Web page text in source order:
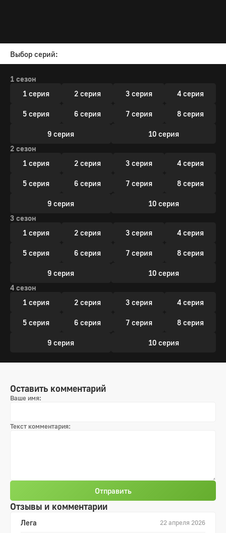
Выбор серий:
1 сезон
1 серия
2 серия 3 серия 4 серия
5 серия 6 серия 7 серия 8 серия
9 серия
10 серия
2 сезон
1 серия
2 серия 3 серия 4 серия
5 серия 6 серия 7 серия 8 серия
9 серия
10 серия
3 сезон
1 серия
2 серия 3 серия 4 серия
5 серия 6 серия 7 серия 8 серия
9 серия
10 серия
4 сезон
1 серия
2 серия 3 серия 4 серия
5 серия 6 серия 7 серия 8 серия
9 серия 10 серия
Отзывы и комментарии
Лега 22 апреля 2026
Оставить комментарий
Ваше имя:
Текст комментария:
Отправить